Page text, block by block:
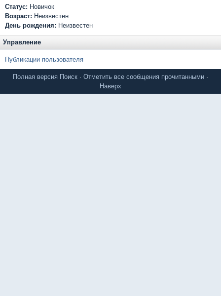
Статус: Новичок
Возраст: Неизвестен
День рождения: Неизвестен
Управление
Публикации пользователя
Полная версия Поиск · Отметить все сообщения прочитанными ·
Наверх